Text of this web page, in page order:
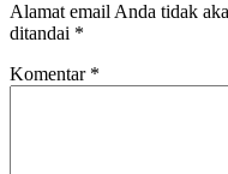
Alamat email Anda tidak
ditandai *
Komentar *